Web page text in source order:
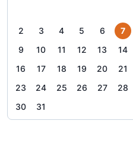
2
3 4 5 6 7
9
10 11 12 13 14
16
17 18 19 20 21
23
24 25 26 27 28
30
31